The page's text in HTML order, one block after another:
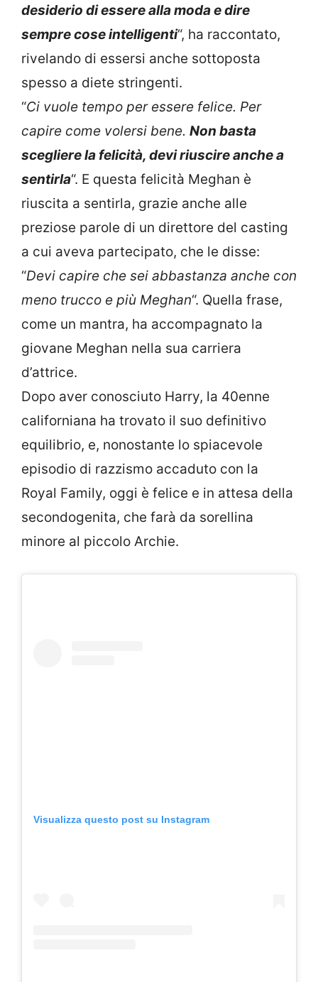
desiderio di essere alla moda e dire
sempre cose intelligenti“, ha raccontato,
rivelando di essersi anche sottoposta
spesso a diete stringenti.
“Ci vuole tempo per essere felice. Per
capire come volersi bene. Non basta
scegliere la felicità, devi riuscire anche a
sentirla“. E questa felicità Meghan è
riuscita a sentirla, grazie anche alle
preziose parole di un direttore del casting
a cui aveva partecipato, che le disse:
“Devi capire che sei abbastanza anche con
meno trucco e più Meghan“. Quella frase,
come un mantra, ha accompagnato la
giovane Meghan nella sua carriera
d’attrice.
Dopo aver conosciuto Harry, la 40enne
californiana ha trovato il suo definitivo
equilibrio, e, nonostante lo spiacevole
episodio di razzismo accaduto con la
Royal Family, oggi è felice e in attesa della
secondogenita, che farà da sorellina
minore al piccolo Archie.
Visualizza questo post su Instagram